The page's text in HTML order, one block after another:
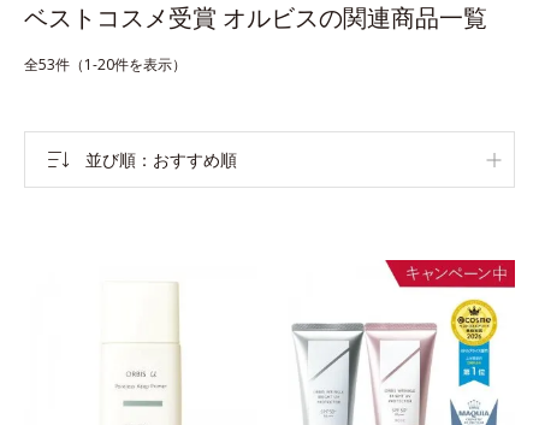
ベストコスメ受賞 オルビスの関連商品一覧
全53件（1-20件を表示）
並び順 おすすめ順